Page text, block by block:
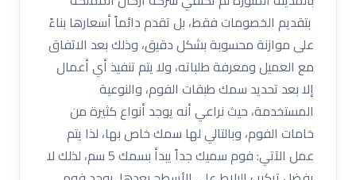
بتقديم الخصومات فقط، بل تقدم دائماً أسعارها بناءً
على موازنة محسوبة بشكل دقيق، وذلك بعد الاتفاق
مع العميل ومعرفة طلباته، ولا يتم تنفيذ أي أعمال
إلا بعد تحديد سمك طبقات الفوم، والنوعية
المستخدمة، حيث نراعي أنه يوجد أنواع كثيرة من
خامات الفوم، وبالتالي لها سمك خاص بها، لذا يتم
عمل الآتي: فوم سميك جداً يبدأ بسمك 5 سم، لذلك لا